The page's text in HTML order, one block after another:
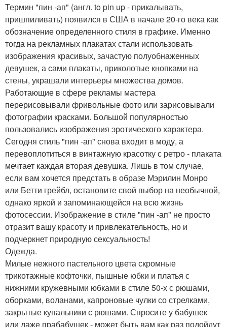
Термин "пин -ап" (англ. to pin up - прикалывать,
пришпиливать) появился в США в начале 20-го века как
обозначение определенного стиля в графике. Именно
тогда на рекламных плакатах стали использовать
изображения красивых, зачастую полуобнаженных
девушек, а сами плакаты, приколотые кнопками на
стены, украшали интерьеры множества домов.
Работающие в сфере рекламы мастера
перерисовывали фривольные фото или зарисовывали
фотографии красками. Большой популярностью
пользовались изображения эротического характера.
Сегодня стиль "пин -ап" снова входит в моду, а
перевоплотиться в винтажную красотку с ретро - плаката
мечтает каждая вторая девушка. Лишь в том случае,
если вам хочется предстать в образе Мэрилин Монро
или Бетти грейбл, остановите свой выбор на необычной,
однако яркой и запоминающейся на всю жизнь
фотосессии. Изображение в стиле "пин -ап" не просто
отразит вашу красоту и привлекательность, но и
подчеркнет природную сексуальность!
Одежда.
Милые нежного пастельного цвета скромные
трикотажные кофточки, пышные юбки и платья с
нижними кружевными юбками в стиле 50-х с рюшами,
оборками, воланами, капроновые чулки со стрелками,
закрытые купальники с рюшами. Спросите у бабушек
или даже прабабушек - может быть вам как раз подойдут